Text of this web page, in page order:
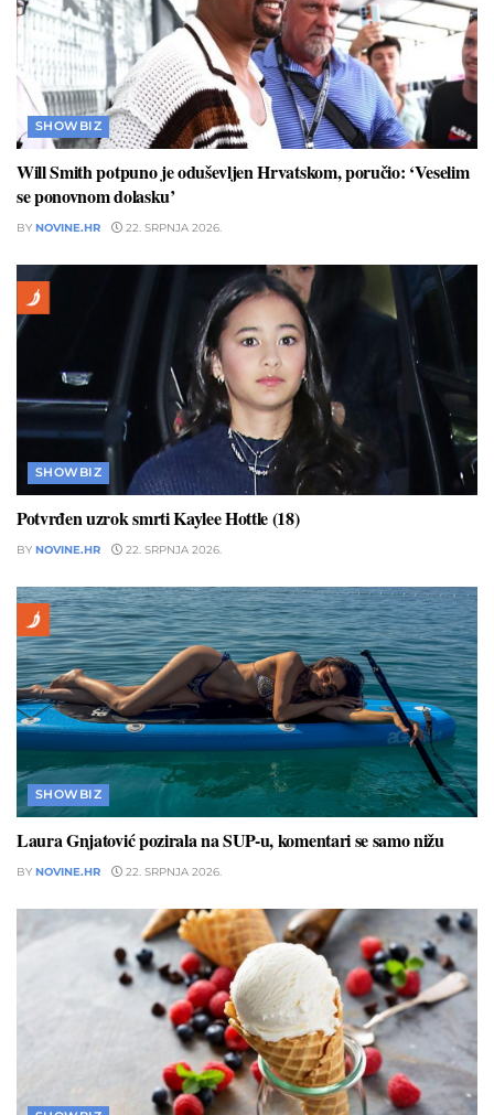
SHOWBIZ
Will Smith potpuno je oduševljen Hrvatskom, poručio: ‘Veselim
se ponovnom dolasku’
BY NOVINE.HR 22. SRPNJA 2026.
SHOWBIZ
Potvrđen uzrok smrti Kaylee Hottle (18)
BY NOVINE.HR 22. SRPNJA 2026.
SHOWBIZ
Laura Gnjatović pozirala na SUP-u, komentari se samo nižu
BY NOVINE.HR 22. SRPNJA 2026.